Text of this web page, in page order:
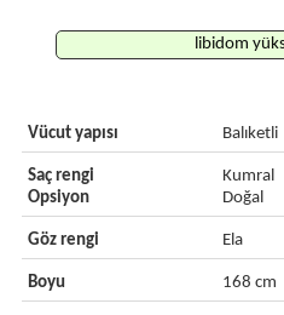
libidom
Vücut yapısı Balıketli
Saç rengi
Opsiyon
Kumral
Doğal
Göz rengi Ela
Boyu 168 cm